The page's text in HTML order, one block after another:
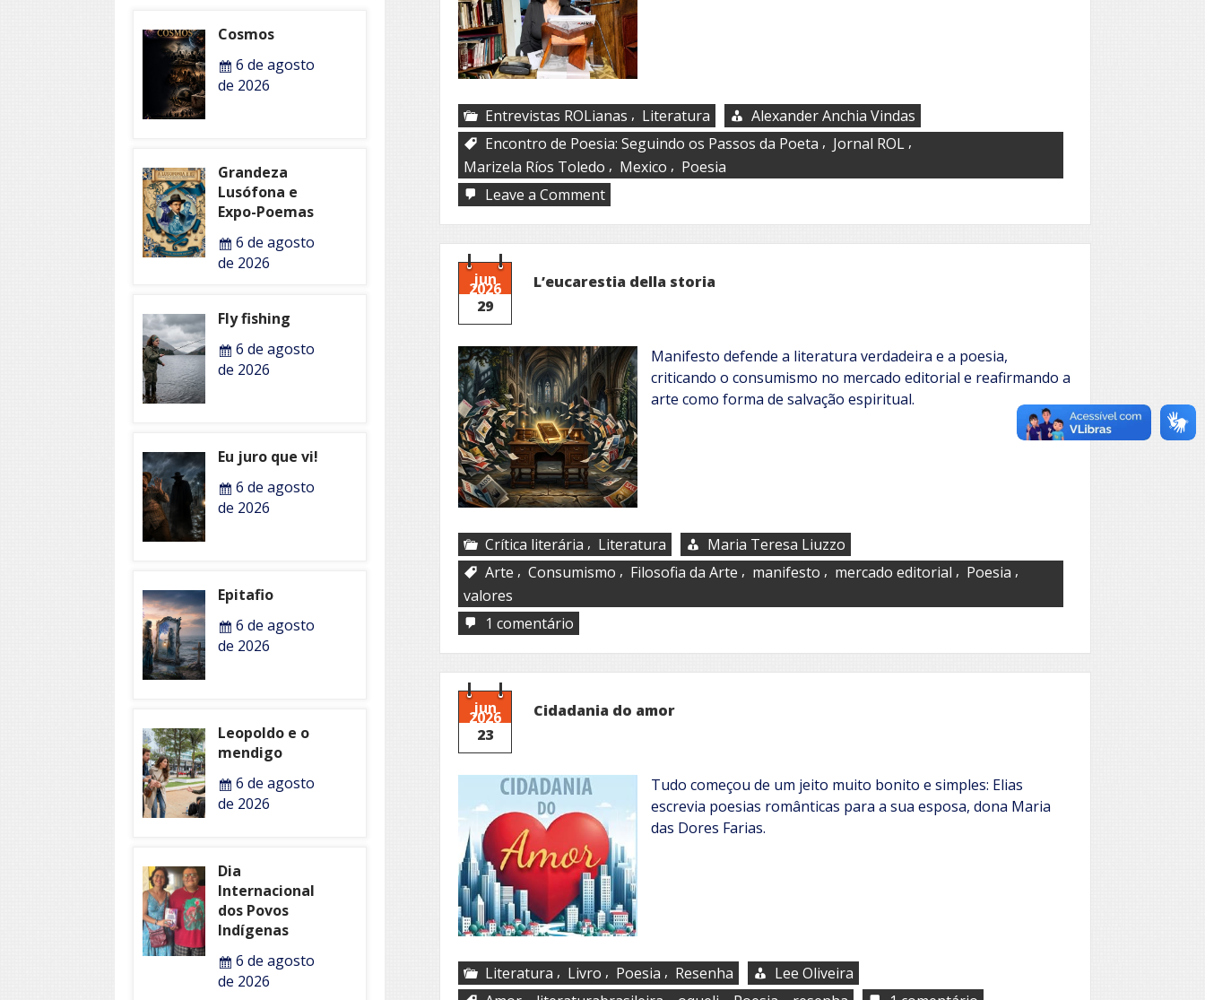
Entrevistas ROLianas , Literatura
Alexander Anchia Vindas
Encontro de Poesia: Seguindo os Passos da Poeta , Jornal ROL ,
Marizela Ríos Toledo , Mexico , Poesia
Leave a Commenton
Marizela
Ríos
Toledo
jun
2026
29
L’eucarestia della storia
Manifesto defende a literatura verdadeira e a poesia,
criticando o consumismo no mercado editorial e reafirmando a
arte como forma de salvação espiritual.
Crítica literária , Literatura
Maria Teresa Liuzzo
Arte , Consumismo , Filosofia da Arte , manifesto , mercado editorial , Poesia ,
valores
1 comentário
L’eucarestia
della
storia
jun
2026
23
Cidadania do amor
Tudo começou de um jeito muito bonito e simples: Elias
escrevia poesias românticas para a sua esposa, dona Maria
das Dores Farias.
Literatura , Livro , Poesia , Resenha
Lee Oliveira
Cosmos
6 de agosto
de 2026
Grandeza
Lusófona e
Expo-Poemas
6 de agosto
de 2026
Fly fishing
6 de agosto
de 2026
Eu juro que vi!
6 de agosto
de 2026
Epitafio
6 de agosto
de 2026
Leopoldo e o
mendigo
6 de agosto
de 2026
Dia
Internacional
dos Povos
Indígenas
6 de agosto
de 2026